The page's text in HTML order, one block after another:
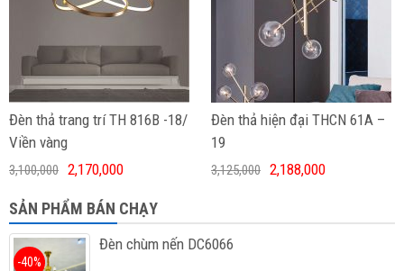
Đèn thả trang trí TH 816B -18/
Viền vàng
3,100,000 2,170,000
Đèn thả hiện đại THCN 61A –
19
3,125,000 2,188,000
SẢN PHẨM BÁN CHẠY
Đèn chùm nến DC6066
-40%